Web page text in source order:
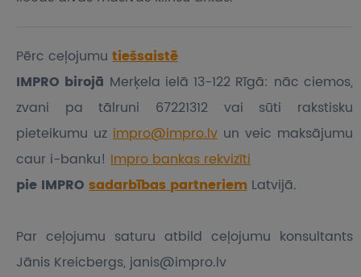
Pērc ceļojumu tiešsaistē
IMPRO birojā Merķela ielā 13-122 Rīgā: nāc ciemos,
zvani pa tālruni 67221312 vai sūti rakstisku
pieteikumu uz impro@impro.lv un veic maksājumu
caur i-banku! Impro bankas rekvizīti
pie IMPRO sadarbības partneriem Latvijā.
Par ceļojumu saturu atbild ceļojumu konsultants
Jānis Kreicbergs, janis@impro.lv